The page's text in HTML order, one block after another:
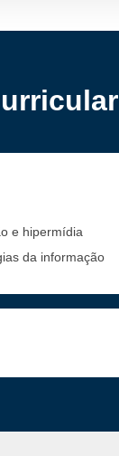
e hipermídia
da informação